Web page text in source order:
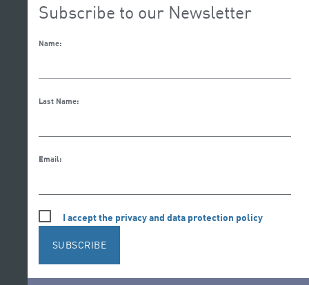
Subscribe to our Newsletter
Name:
Last Name:
Email:
I accept the privacy and data protection policy
SUBSCRIBE